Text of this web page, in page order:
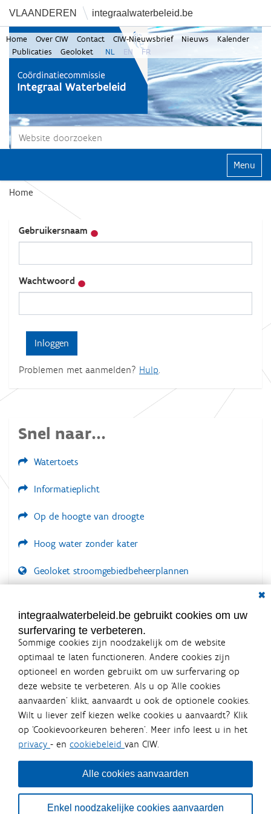
VLAANDEREN integraalwaterbeleid.be
Zoek
Home Over CIW Contact CIW-Nieuwsbrief Nieuws
Kalender
Publicaties
Geoloket NL EN FR
Klap
Home
Gebruikersnaam
Wachtwoord
Problemen met aanmelden? Hulp
Snel naar...
Watertoets
Informatieplicht
Op de hoogte van droogte
Hoog water zonder kater
Geoloket stroomgebiedbeheerplannen
LOGIN VEREIST
integraalwaterbeleid.be gebruikt cookies om uw
surfervaring te verbeteren.
Sommige cookies zijn noodzakelijk om de website
optimaal te laten functioneren. Andere cookies zijn
optioneel en worden gebruikt om uw surfervaring op
deze website te verbeteren. Als u op ‘Alle cookies
aanvaarden’ klikt, aanvaardt u ook de optionele cookies.
Wilt u liever zelf kiezen welke cookies u aanvaardt? Klik
op ‘Cookievoorkeuren beheren’. Meer info leest u in het
privacy - en cookiebeleid van CIW.
Alle cookies aanvaarden
Enkel noodzakelijke cookies aanvaarden
Integraalwaterbeleid.be is een
officiële website van de Vlaamse
overheid
uitgegeven door Coördinatiecommissie Integraal
Waterbeleid
De Coördinatiecommissie Integraal Waterbeleid (CIW) is een
bestuursniveaus die bij het waterbeleid betrokken zijn. Ook
waterbedrijven nemen deel aan het overleg. Deze
samenwerking zorgt voor een gecoördineerde en
geïntegreerde aanpak van het waterbeleid en waterbeheer
in Vlaanderen.